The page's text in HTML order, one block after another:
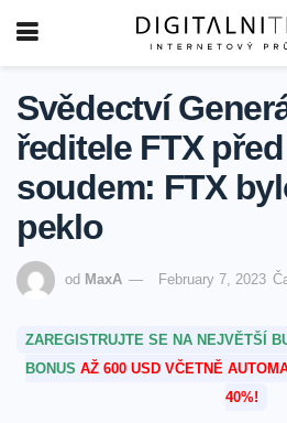
Svědectví
ředitele FTX
soudem: FTX
peklo
od MaxA February 7, 2023
ZAREGISTRUJTE SE NA NEJVĚTŠÍ
BONUS AŽ 600 USD VČETNĚ
40%!